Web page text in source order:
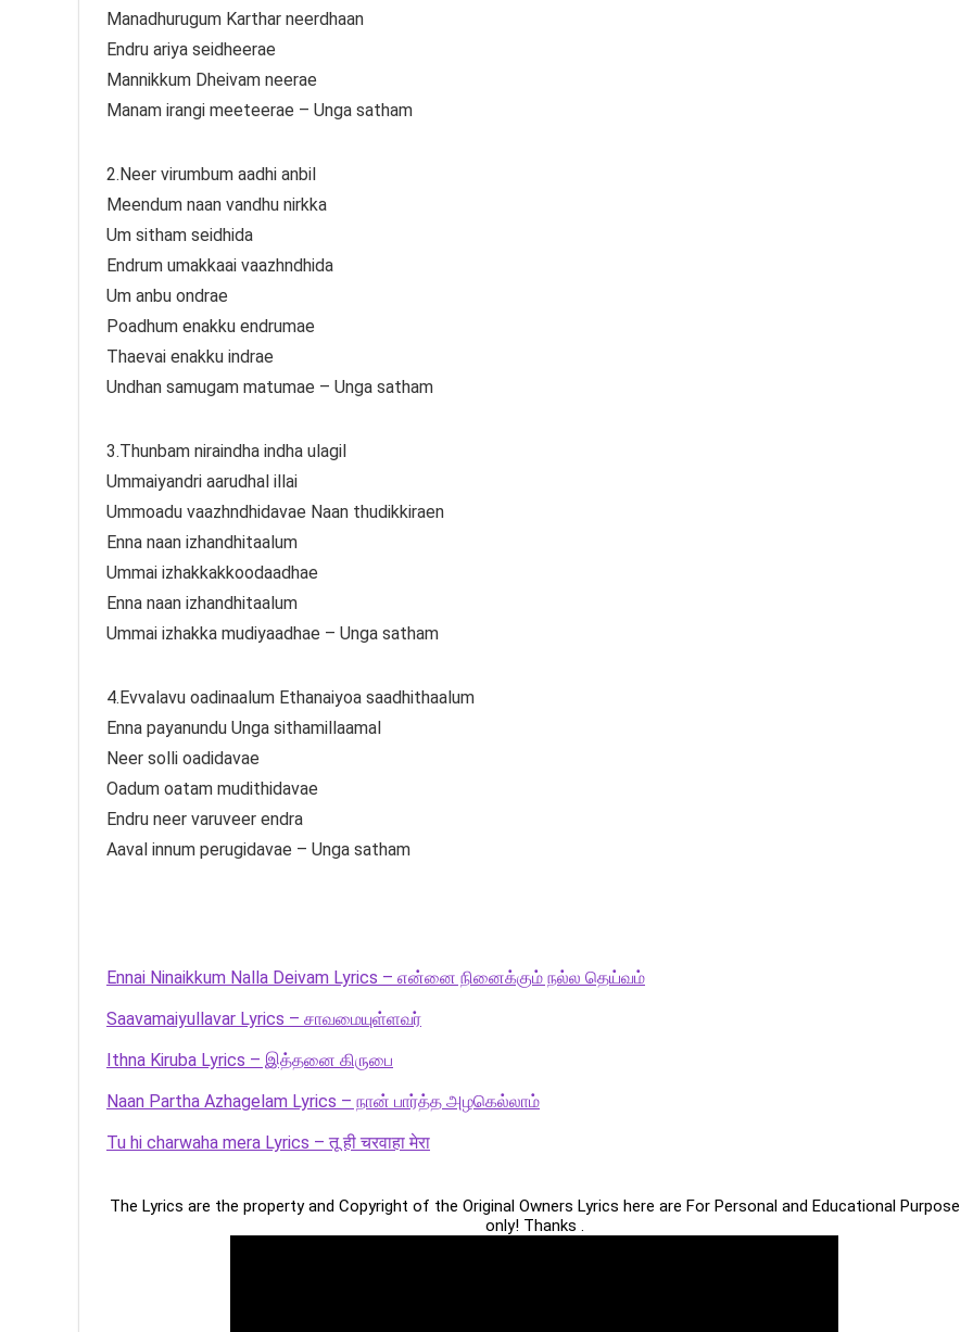
Manadhurugum Karthar neerdhaan
Endru ariya seidheerae
Mannikkum Dheivam neerae
Manam irangi meeteerae – Unga satham
2.Neer virumbum aadhi anbil
Meendum naan vandhu nirkka
Um sitham seidhida
Endrum umakkaai vaazhndhida
Um anbu ondrae
Poadhum enakku endrumae
Thaevai enakku indrae
Undhan samugam matumae – Unga satham
3.Thunbam niraindha indha ulagil
Ummaiyandri aarudhal illai
Ummoadu vaazhndhidavae Naan thudikkiraen
Enna naan izhandhitaalum
Ummai izhakkakkoodaadhae
Enna naan izhandhitaalum
Ummai izhakka mudiyaadhae – Unga satham
4.Evvalavu oadinaalum Ethanaiyoa saadhithaalum
Enna payanundu Unga sithamillaamal
Neer solli oadidavae
Oadum oatam mudithidavae
Endru neer varuveer endra
Aaval innum perugidavae – Unga satham
Ennai Ninaikkum Nalla Deivam Lyrics – என்னை நினைக்கும் நல்ல தெய்வம்
Saavamaiyullavar Lyrics – சாவமையுள்ளவர்
Ithna Kiruba Lyrics – இத்தனை கிருபை
Naan Partha Azhagelam Lyrics – நான் பார்த்த அழகெல்லாம்
Tu hi charwaha mera Lyrics – तू ही चरवाहा मेरा
The Lyrics are the property and Copyright of the Original Owners Lyrics here are For Personal and Educational Purpose
only! Thanks .